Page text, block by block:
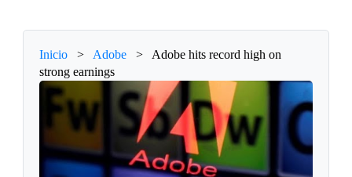
Inicio > Adobe >
Adobe hits record high on
strong earnings